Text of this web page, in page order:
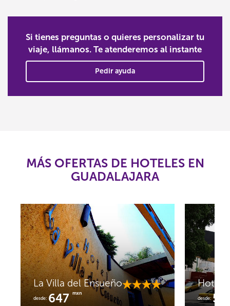
Si tienes preguntas o quieres personalizar tu
viaje, llámanos. Te atenderemos al instante
Pedir ayuda
MÁS OFERTAS DE HOTELES EN
GUADALAJARA
La Villa del Ensueño
desde: 647mxn
Hotel
desde: